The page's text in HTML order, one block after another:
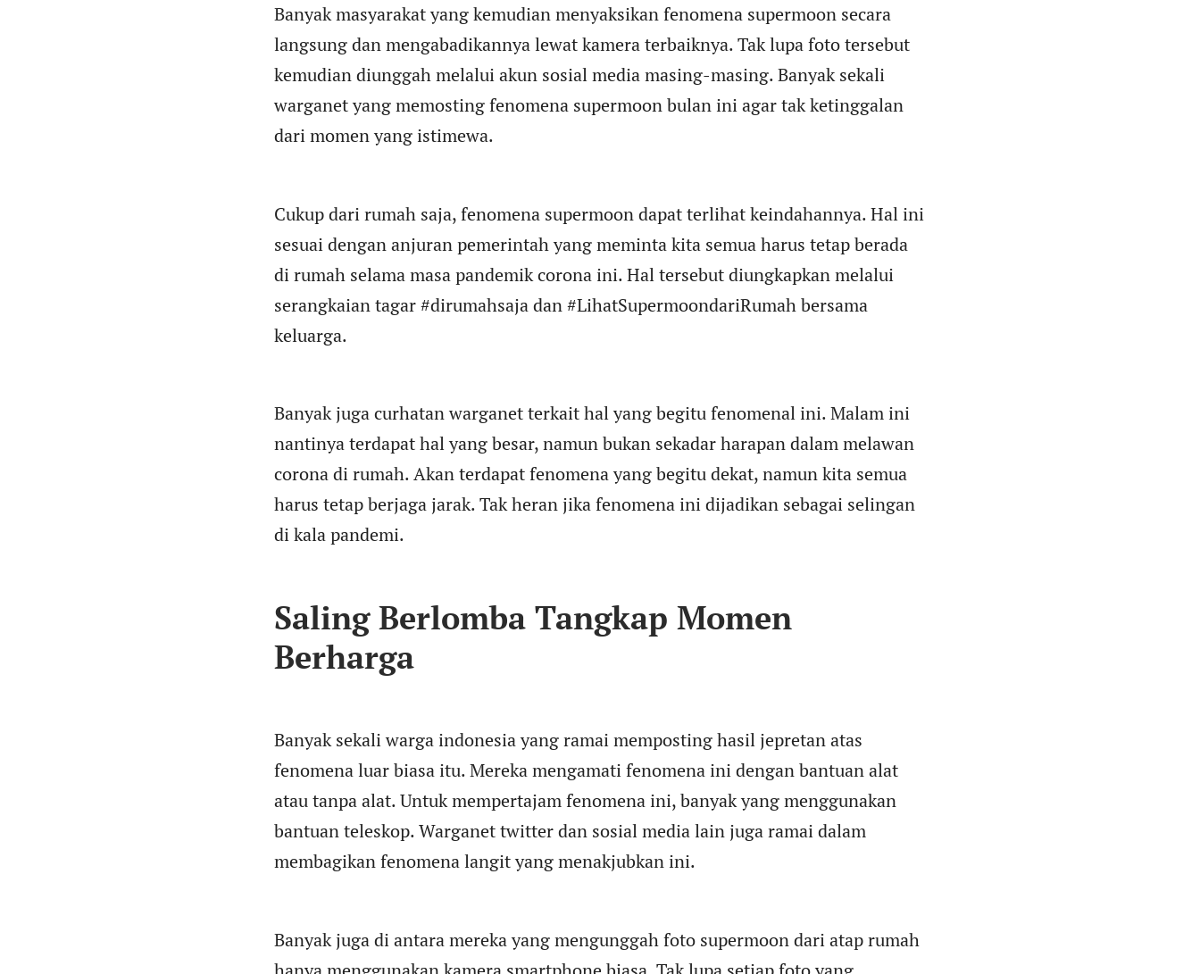
Banyak masyarakat yang kemudian menyaksikan fenomena supermoon secara
langsung dan mengabadikannya lewat kamera terbaiknya. Tak lupa foto tersebut
kemudian diunggah melalui akun sosial media masing-masing. Banyak sekali
warganet yang memosting fenomena supermoon bulan ini agar tak ketinggalan
dari momen yang istimewa.
Cukup dari rumah saja, fenomena supermoon dapat terlihat keindahannya. Hal ini
sesuai dengan anjuran pemerintah yang meminta kita semua harus tetap berada
di rumah selama masa pandemik corona ini. Hal tersebut diungkapkan melalui
serangkaian tagar #dirumahsaja dan #LihatSupermoondariRumah bersama
keluarga.
Banyak juga curhatan warganet terkait hal yang begitu fenomenal ini. Malam ini
nantinya terdapat hal yang besar, namun bukan sekadar harapan dalam melawan
corona di rumah. Akan terdapat fenomena yang begitu dekat, namun kita semua
harus tetap berjaga jarak. Tak heran jika fenomena ini dijadikan sebagai selingan
di kala pandemi.
Saling Berlomba Tangkap Momen
Berharga
Banyak sekali warga indonesia yang ramai memposting hasil jepretan atas
fenomena luar biasa itu. Mereka mengamati fenomena ini dengan bantuan alat
atau tanpa alat. Untuk mempertajam fenomena ini, banyak yang menggunakan
bantuan teleskop. Warganet twitter dan sosial media lain juga ramai dalam
membagikan fenomena langit yang menakjubkan ini.
Banyak juga di antara mereka yang mengunggah foto supermoon dari atap rumah